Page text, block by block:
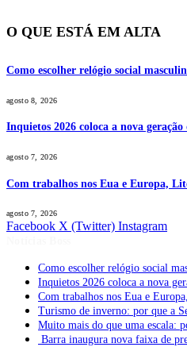
O QUE ESTÁ EM ALTA
Como escolher relógio social
agosto 8, 2026
Inquietos 2026 coloca a nova
agosto 7, 2026
Com trabalhos nos Eua e Europa,
agosto 7, 2026
Facebook X (Twitter) Instagram
Como escolher relógio social
Inquietos 2026 coloca a nova
Com trabalhos nos Eua e
Turismo de inverno: por que a
Muito mais do que uma escala:
Barra inaugura nova faixa de